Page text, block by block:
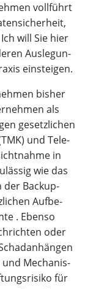
voll­führt
will Sie hier
Aus­le­gun­
einsteigen.
bis­her
als
gesetz­li­chen
und Tele­
in
wie das
der Back­up-
Auf­be­
. Eben­so
oder
und Mecha­nis­
für